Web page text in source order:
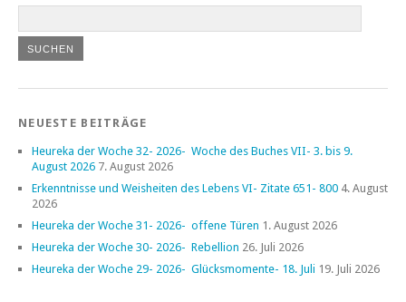
NEUESTE BEITRÄGE
Heureka der Woche 32- 2026- Woche des Buches VII- 3. bis 9.
August 2026 7. August 2026
Erkenntnisse und Weisheiten des Lebens VI- Zitate 651- 800 4. August
2026
Heureka der Woche 31- 2026- offene Türen 1. August 2026
Heureka der Woche 30- 2026- Rebellion 26. Juli 2026
Heureka der Woche 29- 2026- Glücksmomente- 18. Juli 19. Juli 2026